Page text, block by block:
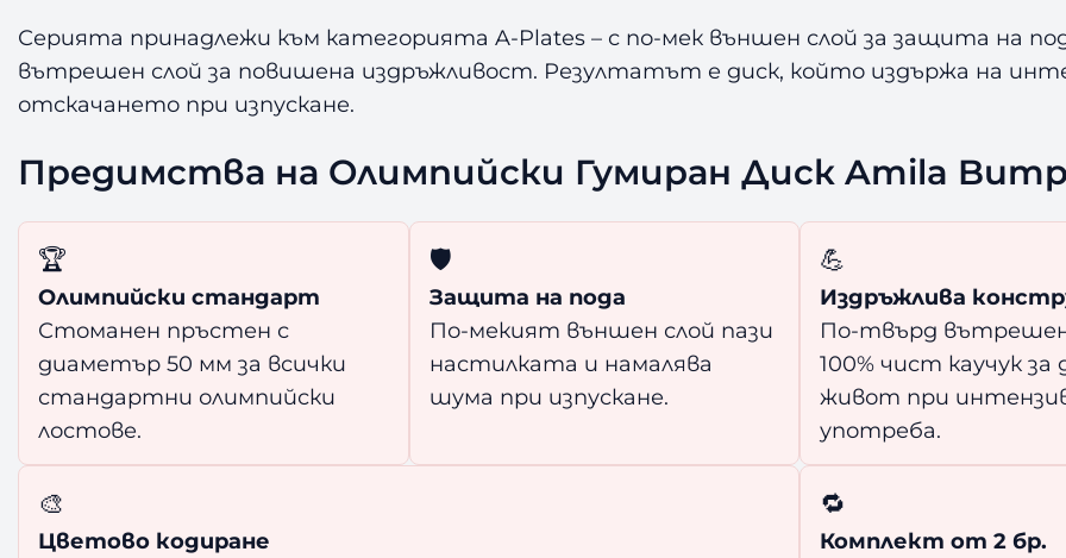
A
l
p
г
Серията принадлежи към категорията A-Plates – с по-мек външен слой за защита на
вътрешен слой за повишена издръжливост. Резултатът е диск, който издържа на
отскачането при изпускане.
Предимства на Олимпийски Гумиран Диск Amila
🏆
Олимпийски стандарт
Стоманен пръстен с
диаметър 50 мм за всички
стандартни олимпийски
лостове.
🛡️
Защита на пода
По-мекият външен слой пази
настилката и намалява
шума при изпускане.
💪
Издръжлива
По-твърд
100% чист каучук за
живот при
употреба.
🎨
Цветово кодиране
🔁
Комплект от 2 бр.